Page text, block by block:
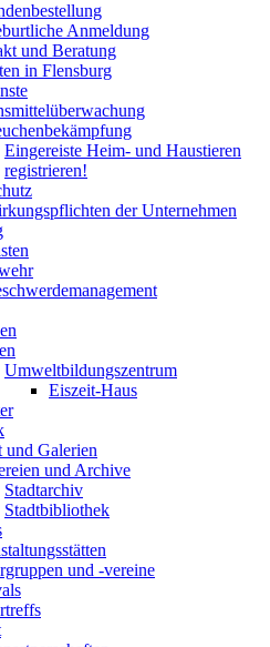
Anmeldung
und Beratung
in Flensburg
Eingereiste Heim- und Haustieren
registrieren!
der Unternehmen
Umweltbildungszentrum
Eiszeit-Haus
und Galerien
und Archive
Stadtarchiv
Stadtbibliothek
und -vereine